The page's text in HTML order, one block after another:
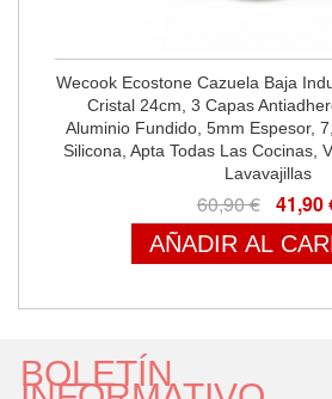
Wecook Ecostone Cazuela Baja
Cristal 24cm, 3 Capas
Aluminio Fundido, 5mm Espesor,
Silicona, Apta Todas Las Cocinas,
Lavavajillas
60,90 € 41,90
AÑADIR AL
BOLETÍN